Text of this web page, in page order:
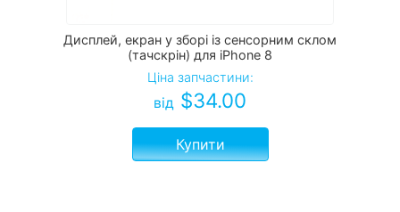
Дисплей, екран у зборі із сенсорним склом
(тачскрін) для iPhone 8
Ціна запчастини:
від $34.00
Купити